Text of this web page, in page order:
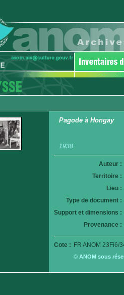
Pagode à Hongay
1938
Auteur :
Territoire :
Lieu :
Type de document :
Support et dimensions :
Provenance :
Cote : FR ANOM 23Fi6/
© ANOM sous